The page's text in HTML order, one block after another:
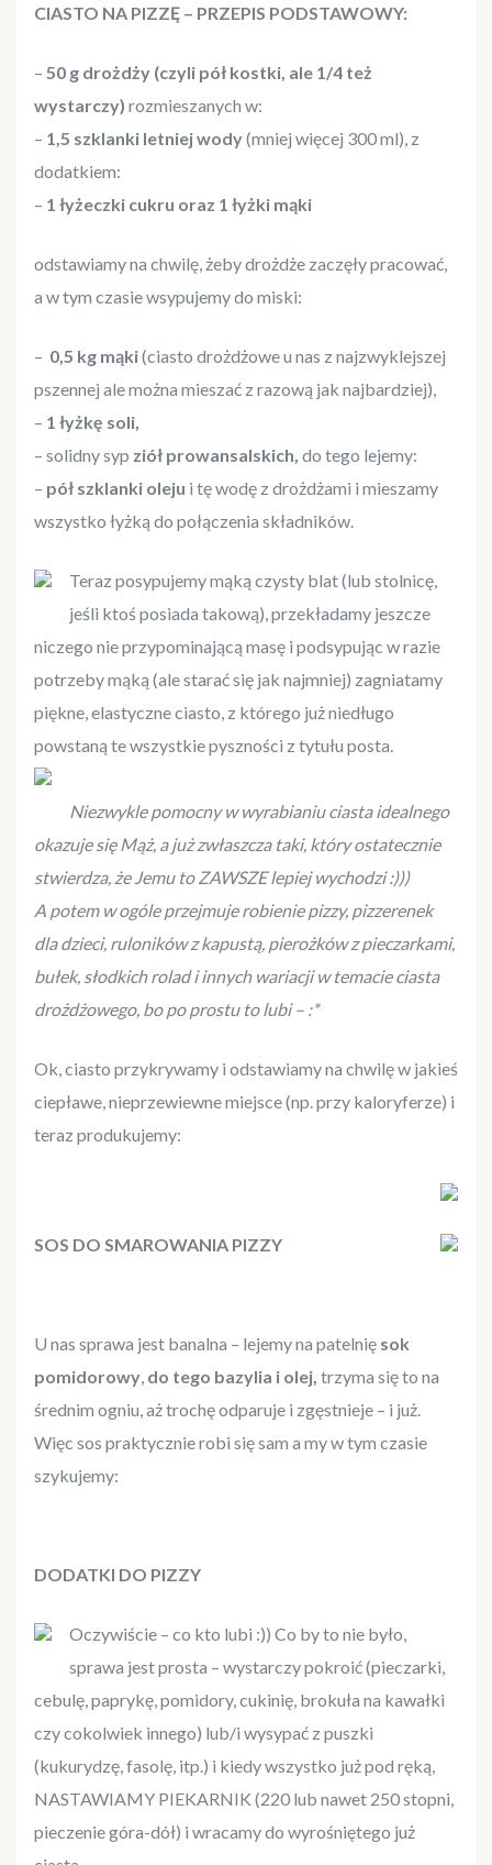
CIASTO NA PIZZĘ – PRZEPIS PODSTAWOWY:
– 50 g drożdży (czyli pół kostki, ale 1/4 też
wystarczy) rozmieszanych w:
– 1,5 szklanki letniej wody(mniej więcej 300 ml), z
dodatkiem:
– 1 łyżeczki cukru oraz 1 łyżki mąki
odstawiamy na chwilę, żeby drożdże zaczęły pracować,
a w tym czasie wsypujemy do miski:
– 0,5 kg mąki(ciasto drożdżowe u nas z najzwyklejszej
pszennej ale można mieszać z razową jak najbardziej),
– 1 łyżkę soli,
– solidny syp ziół prowansalskich, do tego lejemy:
– pół szklanki oleju i tę wodę z drożdżami i mieszamy
wszystko łyżką do połączenia składników.
Teraz posypujemy mąką czysty blat (lub stolnicę,
jeśli ktoś posiada takową), przekładamy jeszcze
niczego nie przypominającą masę i podsypując w razie
potrzeby mąką (ale starać się jak najmniej) zagniatamy
piękne, elastyczne ciasto, z którego już niedługo
powstaną te wszystkie pyszności z tytułu posta.
Niezwykle pomocny w wyrabianiu ciasta idealnego
okazuje się Mąż, a już zwłaszcza taki, który ostatecznie
stwierdza, że Jemu to ZAWSZE lepiej wychodzi :)))
A potem w ogóle przejmuje robienie pizzy, pizzerenek
dla dzieci, ruloników z kapustą, pierożków z pieczarkami,
bułek, słodkich rolad i innych wariacji w temacie ciasta
drożdżowego, bo po prostu to lubi – :*
Ok, ciasto przykrywamy i odstawiamy na chwilę w jakieś
ciepławe, nieprzewiewne miejsce (np. przy kaloryferze) i
teraz produkujemy:
SOS DO SMAROWANIA PIZZY
U nas sprawa jest banalna – lejemy na patelnię sok
pomidorowy do tego bazylia i olej, trzyma się to na
średnim ogniu, aż trochę odparuje i zgęstnieje – i już.
Więc sos praktycznie robi się sam a my w tym czasie
szykujemy:
DODATKI DO PIZZY
Oczywiście – co kto lubi :)) Co by to nie było,
sprawa jest prosta – wystarczy pokroić (pieczarki,
cebulę, paprykę, pomidory, cukinię, brokuła na kawałki
czy cokolwiek innego) lub/i wysypać z puszki
(kukurydzę, fasolę, itp.) i kiedy wszystko już pod ręką,
NASTAWIAMY PIEKARNIK (220 lub nawet 250 stopni,
pieczenie góra-dół) i wracamy do wyrośniętego już